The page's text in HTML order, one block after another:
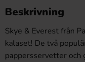
Beskrivning
Skye & Everest från
kalaset! De två
pappersservetter och